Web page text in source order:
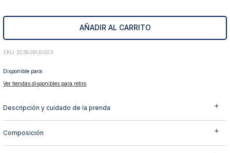
AÑADIR AL CARRITO
: 203609U0003
Disponible para:
Ver tiendas disponibles para retiro
Descripción y cuidado de la prenda
Composición